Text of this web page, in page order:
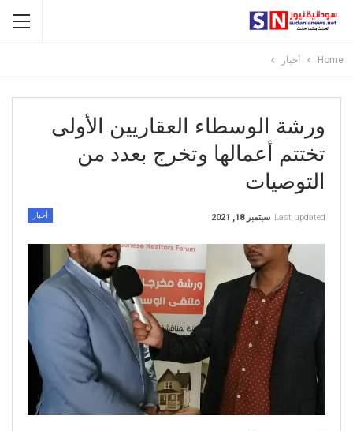
Home أخبار
ورشة الوسطاء العقاريين الأولى
تختتم أعمالها وتخرج بعدد من
التوصيات
أخبار Last updated سبتمبر 18, 2021